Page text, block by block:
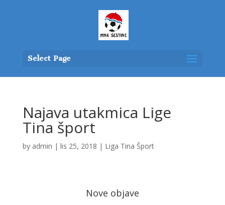
Select Page
Najava utakmica Lige
Tina šport
by admin | lis 25, 2018 | Liga Tina Šport
Nove objave